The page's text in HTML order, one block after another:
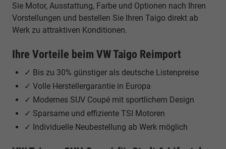
Sie Motor, Ausstattung, Farbe und Optionen nach Ihren
Vorstellungen und bestellen Sie Ihren Taigo direkt ab
Werk zu attraktiven Konditionen.
Ihre Vorteile beim VW Taigo Reimport
✓ Bis zu 30% günstiger als deutsche Listenpreise
✓ Volle Herstellergarantie in Europa
✓ Modernes SUV Coupé mit sportlichem Design
✓ Sparsame und effiziente TSI Motoren
✓ Individuelle Neubestellung ab Werk möglich